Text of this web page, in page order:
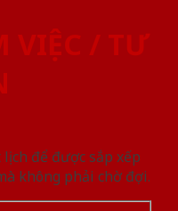
VIỆC / TƯ
để được sắp xếp
không phải chờ đợi.